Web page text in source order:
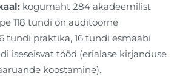
kogumaht 284 akadeemilist
118 tundi on auditoorne
tundi praktika, 16 tundi esmaabi
iseseisvat tööd (erialase kirjanduse
koostamine).